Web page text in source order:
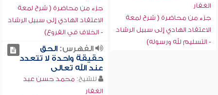
الغفار
جزء من محاضرة ( شرح لمعة
الاعتقاد الهادي إلى سبيل الرشاد
- التسليم لله ورسوله)
جزء من محاضرة ( شرح لمعة
الاعتقاد الهادي إلى سبيل الرشاد
- الخلاف في الفروع)
الفهرس:الحق
حقيقة واحدة لا تتعدد
عند الله تعالى
للشيخ: محمد حسن عبد
الغفار